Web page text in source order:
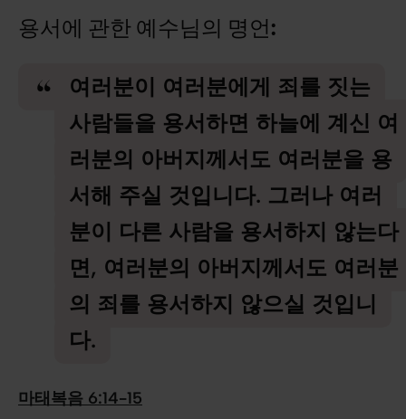
용서에 관한 예수님의 명언:
여러분이 여러분에게 죄를 짓는
사람들을 용서하면 하늘에 계신 여
러분의 아버지께서도 여러분을 용
서해 주실 것입니다. 그러나 여러
분이 다른 사람을 용서하지 않는다
면, 여러분의 아버지께서도 여러분
의 죄를 용서하지 않으실 것입니
다.
마태복음 6:14-15